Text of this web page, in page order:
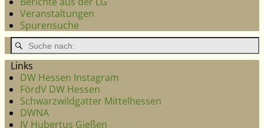
Veranstaltungen
Spurensuche
Links
DW Hessen Instagram
FördV DW Hessen
Schwarzwildgatter Mittelhessen
DWNA
JV Hubertus Gießen